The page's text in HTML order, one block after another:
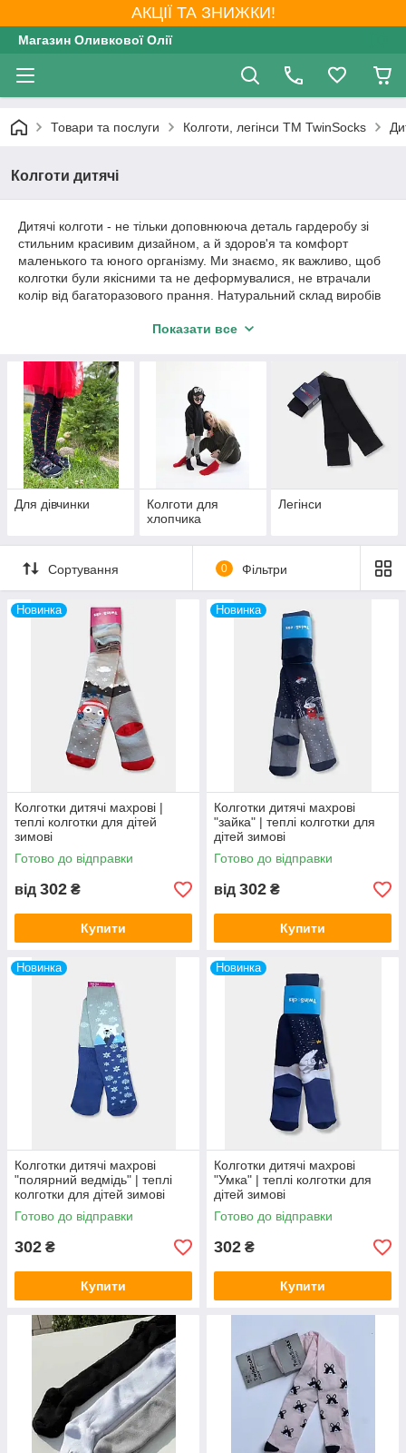
АКЦІЇ ТА ЗНИЖКИ!
Магазин Оливкової Олії
Товари та послуги Колготи, легінси ТМ TwinSocks
Колготи дитячі
Дитячі колготи - не тільки доповнююча деталь гардеробу зі
стильним красивим дизайном, а й здоров'я та комфорт
маленького та юного організму. Ми знаємо, як важливо, щоб
колготки були якісними та не деформувалися, не втрачали
колір від багаторазового прання. Натуральний склад виробів
синтетичної нитки гарантує високу міцність та зносостійкість,
м'якенькими. Обираючи колготки від TwinSocks, будьте
впевнені, що ви не прогадаєте з якістю.
Показати все
Для дівчинки
Колготи для
хлопчика
Легінси
Сортування 0 Фільтри
Новинка
Колготки дитячі махрові |
теплі колготки для дітей
зимові
Готово до відправки
від 302 ₴
Купити
Новинка
Колготки дитячі махрові
"зайка" | теплі колготки для
дітей зимові
Готово до відправки
від 302 ₴
Купити
Новинка
Колготки дитячі махрові
"полярний ведмідь" | теплі
колготки для дітей зимові
Готово до відправки
302 ₴
Купити
Новинка
Колготки дитячі махрові
"Умка" | теплі колготки для
дітей зимові
Готово до відправки
302 ₴
Купити